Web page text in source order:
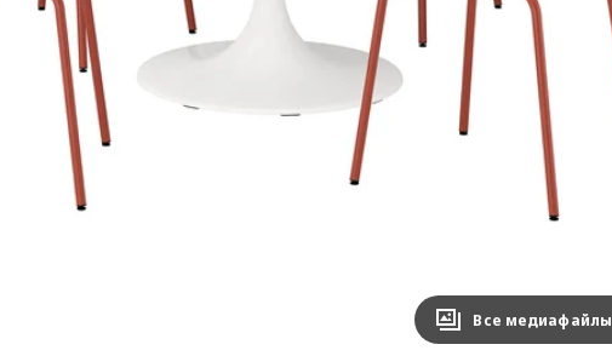
Все медиафайлы